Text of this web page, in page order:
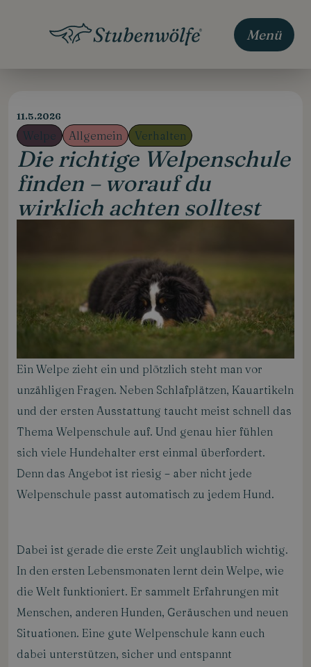
Menü
11.5.2026
Welpe Allgemein Verhalten
Die richtige Welpenschule
finden – worauf du
wirklich achten solltest
Ein Welpe zieht ein und plötzlich steht man vor
unzähligen Fragen. Neben Schlafplätzen, Kauartikeln
und der ersten Ausstattung taucht meist schnell das
Thema Welpenschule auf. Und genau hier fühlen
sich viele Hundehalter erst einmal überfordert.
Denn das Angebot ist riesig – aber nicht jede
Welpenschule passt automatisch zu jedem Hund.
Dabei ist gerade die erste Zeit unglaublich wichtig.
In den ersten Lebensmonaten lernt dein Welpe, wie
die Welt funktioniert. Er sammelt Erfahrungen mit
Menschen, anderen Hunden, Geräuschen und neuen
Situationen. Eine gute Welpenschule kann euch
dabei unterstützen, sicher und entspannt